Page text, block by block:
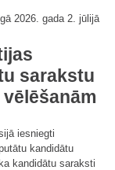
2026. gada 2. jūlijā
sarakstu
iesniegti
kandidātu
kandidātu saraksti